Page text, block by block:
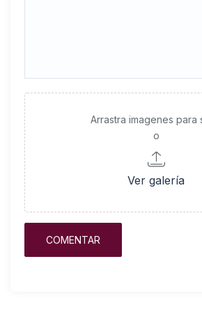
Arrastra imagenes para
o
Ver galería